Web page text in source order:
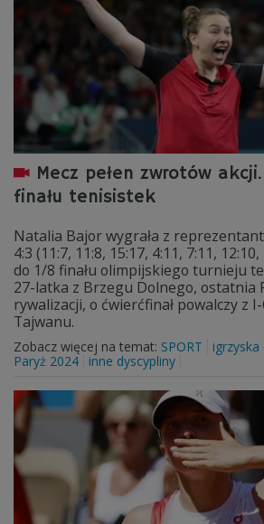
Mecz pełen zwrotów
finału tenisistek
Natalia Bajor wygrała z
4:3 (11:7, 11:8, 15:17, 4:11, 7:11,
do 1/8 finału olimpijskiego turnieju
27-latka z Brzegu Dolnego, ostatnia
rywalizacji, o ćwierćfinał powalczy z
Tajwanu.
Zobacz więcej na temat: SPORT
Paryż 2024
inne dyscypliny